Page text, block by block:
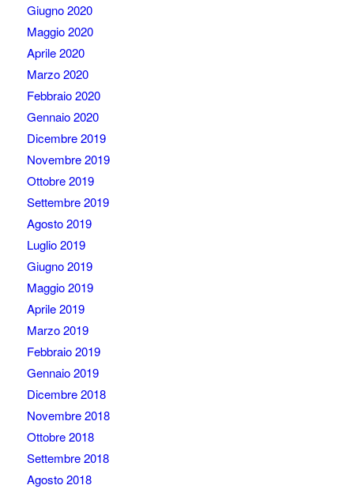
Giugno 2020
Maggio 2020
Aprile 2020
Marzo 2020
Febbraio 2020
Gennaio 2020
Dicembre 2019
Novembre 2019
Ottobre 2019
Settembre 2019
Agosto 2019
Luglio 2019
Giugno 2019
Maggio 2019
Aprile 2019
Marzo 2019
Febbraio 2019
Gennaio 2019
Dicembre 2018
Novembre 2018
Ottobre 2018
Settembre 2018
Agosto 2018